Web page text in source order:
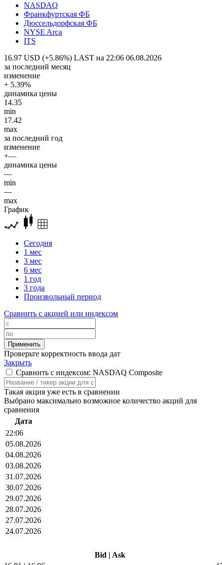
NASDAQ
Франкфуртская ФБ
Дюссельдорфская ФБ
NYSE Arca
ITS
16.97 USD (+5.86%) LAST на 22:06 06.08.2026
за последний месяц
изменение
+ 5.39%
динамика цены
14.35
min
17.42
max
за последний год
изменение
+—
динамика цены
—
min
—
max
График
Сегодня
1 мес
3 мес
6 мес
1 год
3 года
Произвольный период
Сравнить с акцией или индексом
Проверьте корректность ввода дат
Закрыть
Сравнить с индексом: NASDAQ Composite
Такая акция уже есть в сравнении
Выбрано максимально возможное количество акций для
сравнения
Дата
22:06
05.08.2026
04.08.2026
03.08.2026
31.07.2026
30.07.2026
29.07.2026
28.07.2026
27.07.2026
24.07.2026
Bid | Ask